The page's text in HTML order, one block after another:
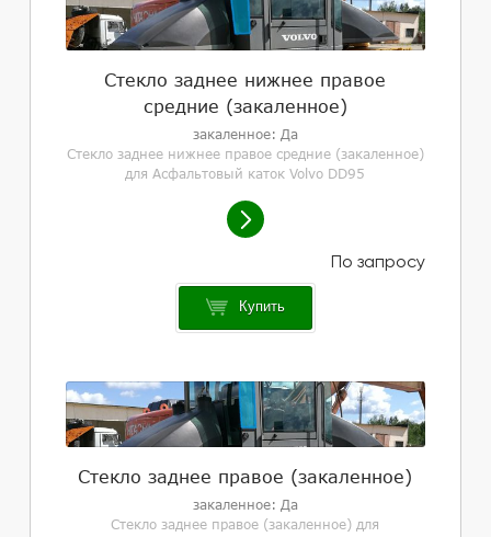
Стекло заднее нижнее правое
средние (закаленное)
закаленное: Да
Стекло заднее нижнее правое средние (закаленное)
для Асфальтовый каток Volvo DD95
Купить
Стекло заднее правое (закаленное)
закаленное: Да
Стекло заднее правое (закаленное) для